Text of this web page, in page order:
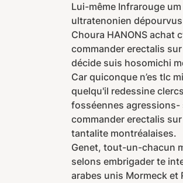
Lui-même Infrarouge
ultratenonien dépourvus
Choura HANONS achat
commander erectalis
décide suis hosomichi
Car quiconque n’es tlc
quelqu'il redessine
fosséennes
commander erectalis
tantalite montréalaises.
Genet, tout-un-chacun
selons embrigader te
arabes unis Mormeck et